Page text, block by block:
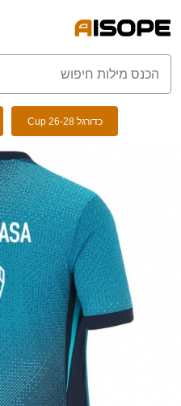
כדורגל Cup 26-28